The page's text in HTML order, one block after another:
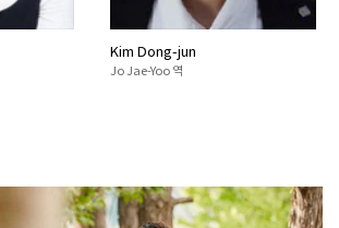
Kim Dong-jun
Jo Jae-Yoo 역